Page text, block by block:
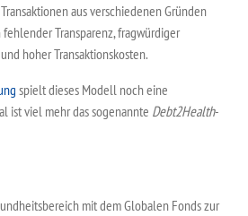
aus verschiedenen Gründen
Transparenz, fragwürdiger
hoher Transaktionskosten.
spielt dieses Modell noch eine
ist viel mehr das sogenannte Debt2Health-
mit dem Globalen Fonds zur